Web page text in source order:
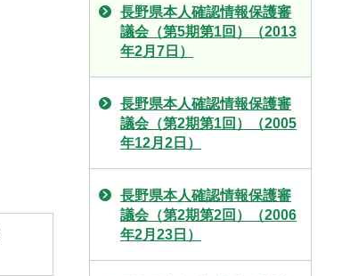
長野県本人確認情報保護審
議会（第5期第1回）（2013
年2月7日）
長野県本人確認情報保護審
議会（第2期第1回）（2005
年12月2日）
長野県本人確認情報保護審
議会（第2期第2回）（2006
年2月23日）